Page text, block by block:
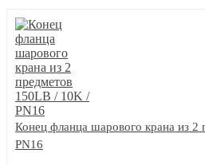
Конец фланца шарового крана из
PN16